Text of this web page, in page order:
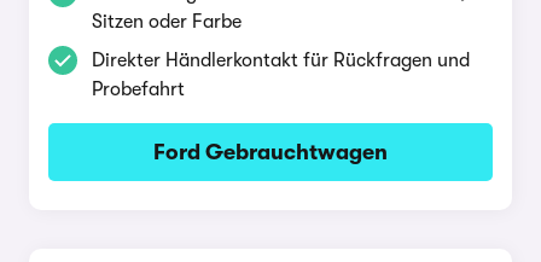
Sitzen oder Farbe
Direkter Händlerkontakt für Rückfragen und
Probefahrt
Ford Gebrauchtwagen